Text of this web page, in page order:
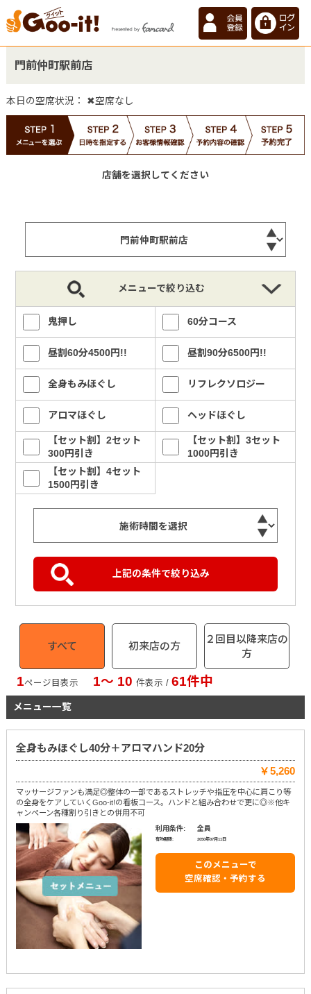
門前仲町駅前店
本日の空席状況： ✖空席なし
店舗を選択してください
メニューで絞り込む
鬼押し 60分コース
昼割60分4500円!! 昼割90分6500円!!
全身もみほぐし リフレクソロジー
アロマほぐし ヘッドほぐし
【セット割】2セット
300円引き
【セット割】3セット
1000円引き
【セット割】4セット
1500円引き
すべて 初来店の方
２回目以降来店の
方
1ページ目表示 1〜 10 件表示 / 61件中
メニュー一覧
全身もみほぐし40分＋アロマハンド20分
￥5,260
マッサージファンも満足◎整体の一部であるストレッチや指圧を中心に肩こり等
の全身をケアしていくGoo-it!の看板コース。ハンドと組み合わせで更に◎※他キ
ャンペーン各種割り引きとの併用不可
利用条件: 全員
有効期限: 2050年07月11日
このメニューで
空席確認・予約する